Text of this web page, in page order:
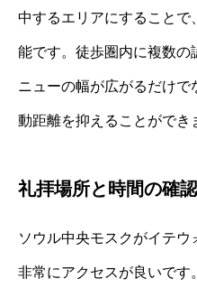
中するエリアにすること
能です。徒歩圏内に複数の
ニューの幅が広がるだけ
動距離を抑えることができ
礼拝場所と時間の確認
ソウル中央モスクがイテ
非常にアクセスが良いです